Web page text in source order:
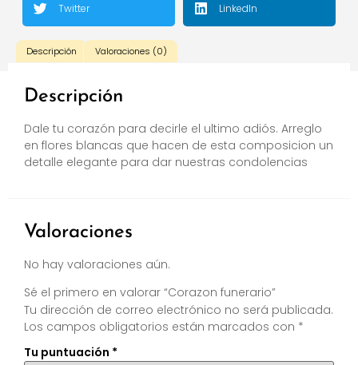
Twitter LinkedIn
Descripción Valoraciones (0)
Descripción
Dale tu corazón para decirle el ultimo adiós. Arreglo
en flores blancas que hacen de esta composicion un
detalle elegante para dar nuestras condolencias
Valoraciones
No hay valoraciones aún.
Sé el primero en valorar “Corazon funerario”
Tu dirección de correo electrónico no será publicada.
Los campos obligatorios están marcados con *
Tu puntuación *